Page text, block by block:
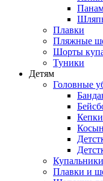
Плавки
Пляжные
Шорты
Туники
Детям
Головные
Кепки
Купальники
Плавки и